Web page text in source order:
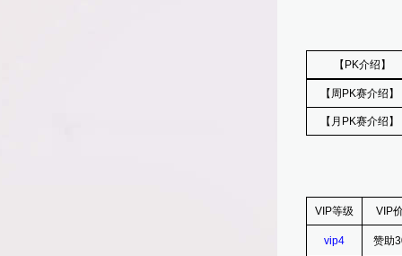
【PK介绍】
【周PK赛介绍】
【月PK赛介绍】
VIP等级 VIP
vip4 赞助